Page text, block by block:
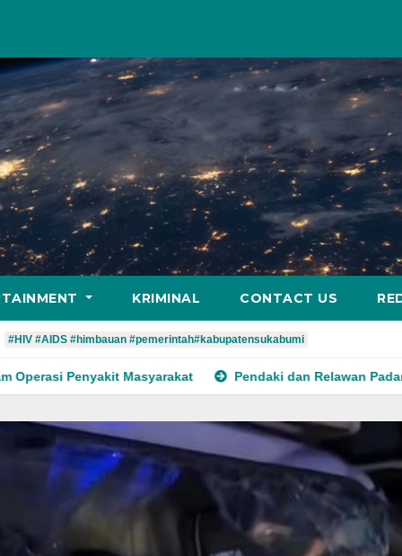
KRIMINAL CONTACT US
#HIV #AIDS #himbauan #pemerintah#kabupatensukabumi
Pendaki dan Relawan Padamkan Kebakaran di